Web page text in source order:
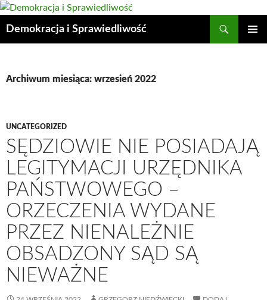
Przejdź
treści
Demokracja i Sprawiedliwość
Archiwum miesiąca: wrzesień 2022
UNCATEGORIZED
SĘDZIOWIE NIE POSIADAJĄ
LEGITYMACJI URZĘDNIKA
PAŃSTWOWEGO –
ORZECZENIA WYDANE
PRZEZ NIENALEŻNIE
OBSADZONY SĄD SĄ
NIEWAŻNE